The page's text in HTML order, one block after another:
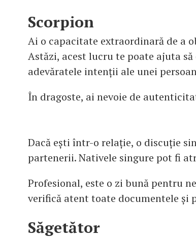
Scorpion
Ai o capacitate extraordinară de a
Astăzi, acest lucru te poate ajuta
adevăratele intenții ale unei
În dragoste, ai nevoie de
Dacă ești într-o relație, o discuție
partenerii. Nativele singure pot fi
Profesional, este o zi bună pentru
verifică atent toate documentele și
Săgetător